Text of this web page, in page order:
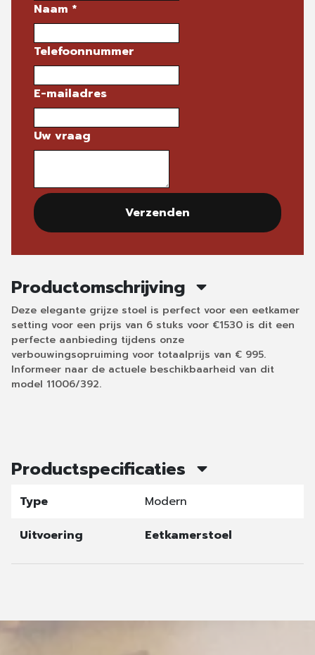
Naam *
Telefoonnummer
E-mailadres
Uw vraag
Verzenden
Productomschrijving
Deze elegante grijze stoel is perfect voor een eetkamer
setting voor een prijs van 6 stuks voor €1530 is dit een
perfecte aanbieding tijdens onze
verbouwingsopruiming voor totaalprijs van € 995.
Informeer naar de actuele beschikbaarheid van dit
model 11006/392.
Productspecificaties
Type
Modern
Uitvoering
Eetkamerstoel